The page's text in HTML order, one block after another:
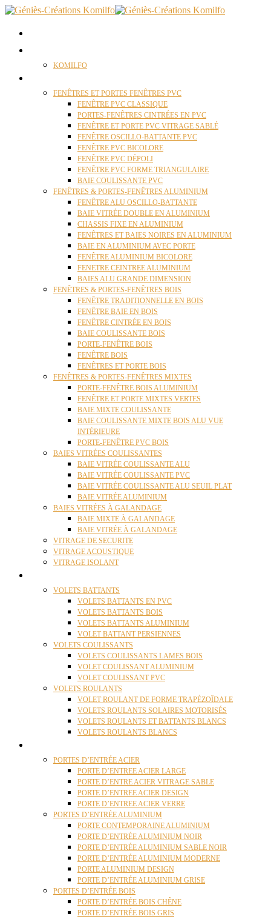
KOMILFO
FENÊTRES ET PORTES FENÊTRES PVC
FENÊTRE PVC CLASSIQUE
PORTES-FENÊTRES CINTRÉES EN PVC
FENÊTRE ET PORTE PVC VITRAGE SABLÉ
FENÊTRE OSCILLO-BATTANTE PVC
FENÊTRE PVC BICOLORE
FENÊTRE PVC DÉPOLI
FENÊTRE PVC FORME TRIANGULAIRE
BAIE COULISSANTE PVC
FENÊTRES & PORTES-FENÊTRES ALUMINIUM
FENÊTRE ALU OSCILLO-BATTANTE
BAIE VITRÉE DOUBLE EN ALUMINIUM
CHASSIS FIXE EN ALUMINIUM
FENÊTRES ET BAIES NOIRES EN ALUMINIUM
BAIE EN ALUMINIUM AVEC PORTE
FENÊTRE ALUMINIUM BICOLORE
FENETRE CEINTREE ALUMINIUM
BAIES ALU GRANDE DIMENSION
FENÊTRES & PORTES-FENÊTRES BOIS
FENÊTRE TRADITIONNELLE EN BOIS
FENÊTRE BAIE EN BOIS
FENÊTRE CINTRÉE EN BOIS
BAIE COULISSANTE BOIS
PORTE-FENÊTRE BOIS
FENÊTRE BOIS
FENÊTRES ET PORTE BOIS
FENÊTRES & PORTES-FENÊTRES MIXTES
PORTE-FENÊTRE BOIS ALUMINIUM
FENÊTRE ET PORTE MIXTES VERTES
BAIE MIXTE COULISSANTE
BAIE COULISSANTE MIXTE BOIS ALU VUE
INTÉRIEURE
PORTE-FENÊTRE PVC BOIS
BAIES VITRÉES COULISSANTES
BAIE VITRÉE COULISSANTE ALU
BAIE VITRÉE COULISSANTE PVC
BAIE VITRÉE COULISSANTE ALU SEUIL PLAT
BAIE VITRÉE ALUMINIUM
BAIES VITRÉES À GALANDAGE
BAIE MIXTE À GALANDAGE
BAIE VITRÉE À GALANDAGE
VITRAGE DE SECURITE
VITRAGE ACOUSTIQUE
VITRAGE ISOLANT
VOLETS BATTANTS
VOLETS BATTANTS EN PVC
VOLETS BATTANTS BOIS
VOLETS BATTANTS ALUMINIUM
VOLET BATTANT PERSIENNES
VOLETS COULISSANTS
VOLETS COULISSANTS LAMES BOIS
VOLET COULISSANT ALUMINIUM
VOLET COULISSANT PVC
VOLETS ROULANTS
VOLET ROULANT DE FORME TRAPÉZOÏDALE
VOLETS ROULANTS SOLAIRES MOTORISÉS
VOLETS ROULANTS ET BATTANTS BLANCS
VOLETS ROULANTS BLANCS
PORTES D’ENTRÉE ACIER
PORTE D’ENTREE ACIER LARGE
PORTE D’ENTRE ACIER VITRAGE SABLE
PORTE D’ENTREE ACIER DESIGN
PORTE D’ENTREE ACIER VERRE
PORTES D’ENTRÉE ALUMINIUM
PORTE CONTEMPORAINE ALUMINIUM
PORTE D’ENTRÉE ALUMINIUM NOIR
PORTE D’ENTRÉE ALUMINIUM SABLE NOIR
PORTE D’ENTRÉE ALUMINIUM MODERNE
PORTE ALUMINIUM DESIGN
PORTE D’ENTRÉE ALUMINIUM GRISE
PORTES D’ENTRÉE BOIS
PORTE D’ENTRÉE BOIS CHÊNE
PORTE D’ENTRÉE BOIS GRIS